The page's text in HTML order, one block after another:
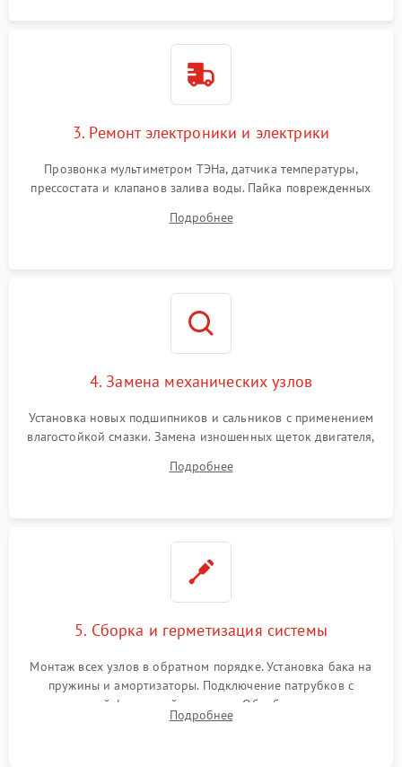
3. Ремонт электроники и электрики
Прозвонка мультиметром ТЭНа, датчика температуры,
прессостата и клапанов залива воды. Пайка поврежденных
Восстановление целостности проводки и контактов.
Подробнее
4. Замена механических узлов
Установка новых подшипников и сальников с применением
влагостойкой смазки. Замена изношенных щеток двигателя,
или поврежденной резиновой манжеты.
Подробнее
5. Сборка и герметизация системы
Монтаж всех узлов в обратном порядке. Установка бака на
пружины и амортизаторы. Подключение патрубков с
надежной фиксацией хомутами. Обработка стыков
герметиком для предотвращения возможных протечек воды.
Подробнее